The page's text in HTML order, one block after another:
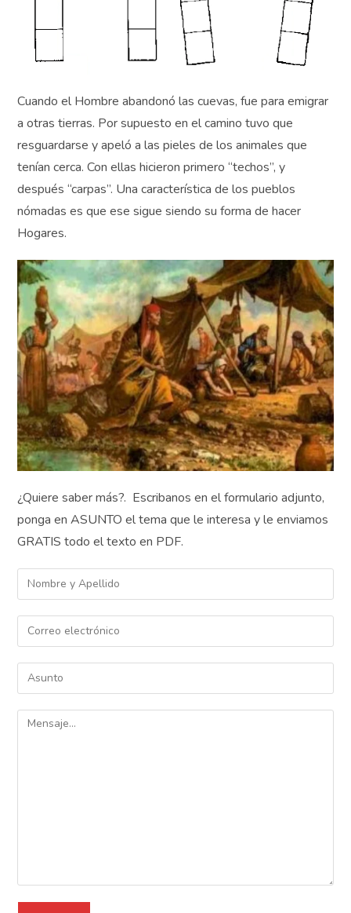
Cuando el Hombre abandonó las cuevas, fue para emigrar
a otras tierras. Por supuesto en el camino tuvo que
resguardarse y apeló a las pieles de los animales que
tenían cerca. Con ellas hicieron primero “techos”, y
después “carpas”. Una característica de los pueblos
nómadas es que ese sigue siendo su forma de hacer
Hogares.
¿Quiere saber más?. Escribanos en el formulario adjunto,
ponga en ASUNTO el tema que le interesa y le enviamos
GRATIS todo el texto en PDF.